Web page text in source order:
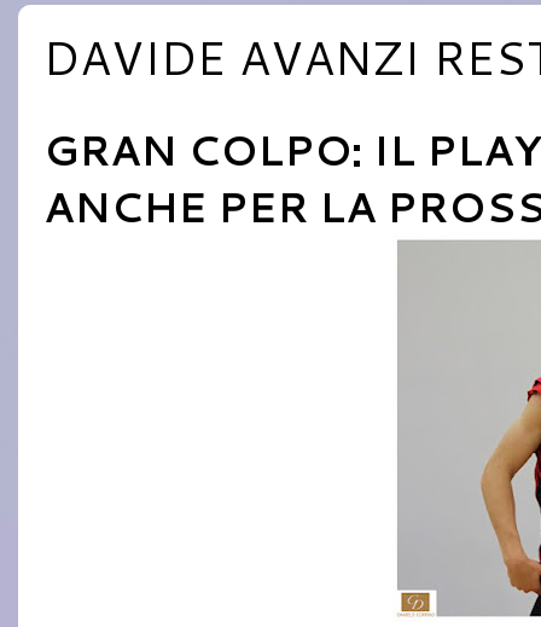
DAVIDE AVANZI
GRAN COLPO: IL
ANCHE PER LA